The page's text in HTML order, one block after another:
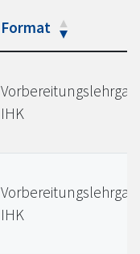
Format
IHK
IHK